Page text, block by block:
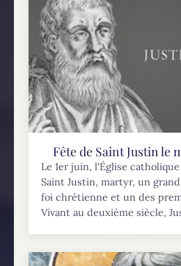
Fête de Saint Justin le
Le 1er juin, l'Église
Saint Justin, martyr, un
foi chrétienne et un des
Vivant au deuxième siècle,